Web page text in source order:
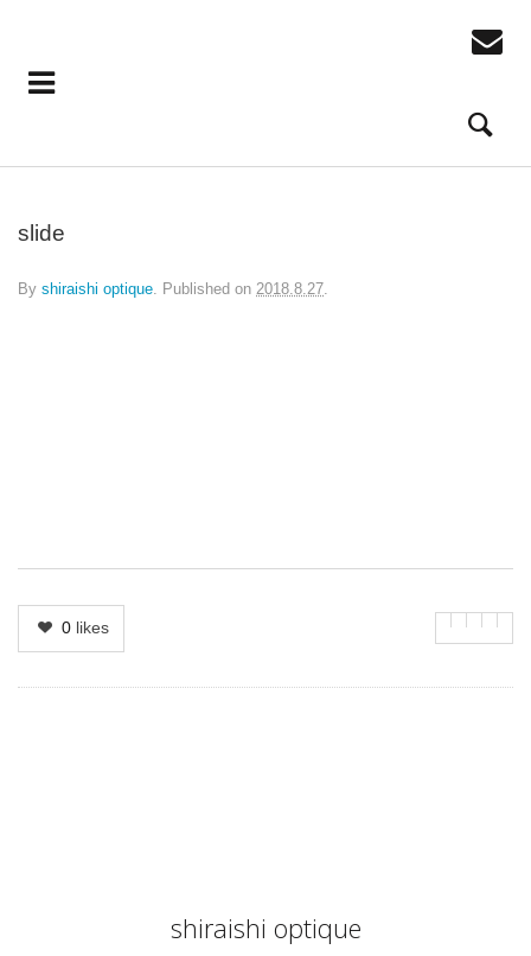
slide
By shiraishi optique. Published on 2018.8.27.
0likes
shiraishi optique